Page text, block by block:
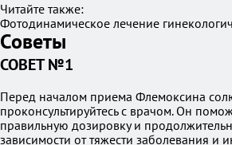
Читайте также:
Фотодинамическое лечение
Советы
СОВЕТ №1
Перед началом приема Флемоксина
проконсультируйтесь с врачом. Он
правильную дозировку и
зависимости от тяжести заболевания и